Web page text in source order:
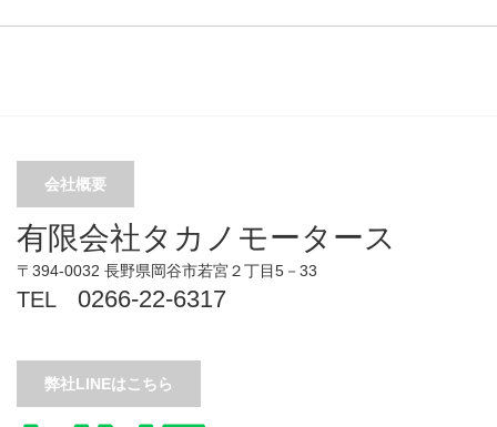
会社概要
有限会社タカノモータース
〒394-0032 長野県岡谷市若宮２丁目5－33
TEL 0266-22-6317
弊社LINEはこちら